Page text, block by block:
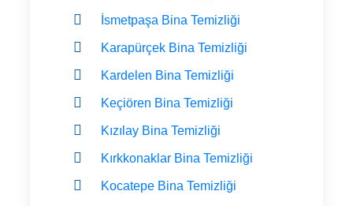
İsmetpaşa Bina Temizliği
Karapürçek Bina Temizliği
Kardelen Bina Temizliği
Keçiören Bina Temizliği
Kızılay Bina Temizliği
Kırkkonaklar Bina Temizliği
Kocatepe Bina Temizliği